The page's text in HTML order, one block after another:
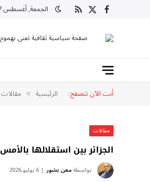
فيسبوك
X
RSS الجمعة, أغسطس 7, 2026
صفحة سياسية ثقافية تعنى
أنت الآن تتصفح: الرئيسية » مقالات
مقالات
الجزائر بين استقلالها
بواسطةمعن بشور 6 يوليو,2026